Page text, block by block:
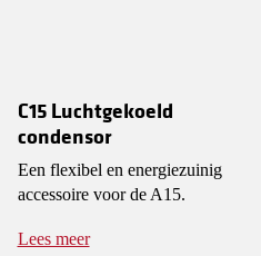
C15 Luchtgekoeld
condensor
Een flexibel en energiezuinig
accessoire voor de A15.
Lees meer